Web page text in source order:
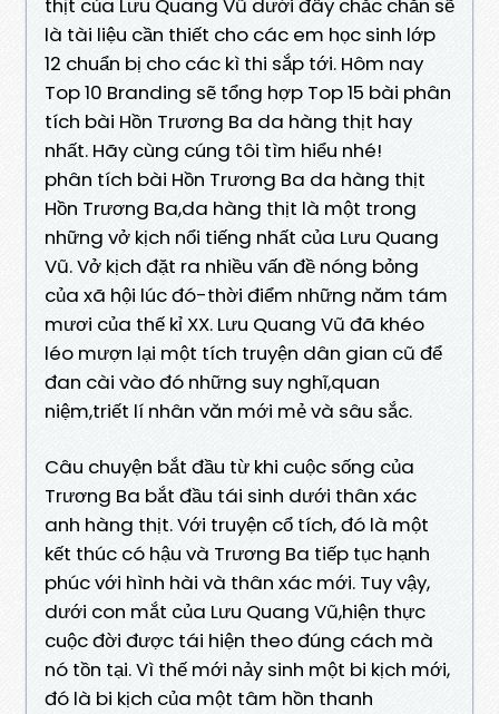
thịt của Lưu Quang Vũ dưới đây chắc chắn sẽ
là tài liệu cần thiết cho các em học sinh lớp
12 chuẩn bị cho các kì thi sắp tới. Hôm nay
Top 10 Branding sẽ tổng hợp Top 15 bài phân
tích bài Hồn Trương Ba da hàng thịt hay
nhất. Hãy cùng cúng tôi tìm hiểu nhé!
phân tích bài Hồn Trương Ba da hàng thịt
Hồn Trương Ba,da hàng thịt là một trong
những vở kịch nổi tiếng nhất của Lưu Quang
Vũ. Vở kịch đặt ra nhiều vấn đề nóng bỏng
của xã hội lúc đó-thời điểm những năm tám
mươi của thế kỉ XX. Lưu Quang Vũ đã khéo
léo mượn lại một tích truyện dân gian cũ để
đan cài vào đó những suy nghĩ,quan
niệm,triết lí nhân văn mới mẻ và sâu sắc.
Câu chuyện bắt đầu từ khi cuộc sống của
Trương Ba bắt đầu tái sinh dưới thân xác
anh hàng thịt. Với truyện cổ tích, đó là một
kết thúc có hậu và Trương Ba tiếp tục hạnh
phúc với hình hài và thân xác mới. Tuy vậy,
dưới con mắt của Lưu Quang Vũ,hiện thực
cuộc đời được tái hiện theo đúng cách mà
nó tồn tại. Vì thế mới nảy sinh một bi kịch mới,
đó là bi kịch của một tâm hồn thanh